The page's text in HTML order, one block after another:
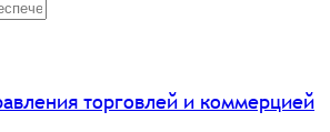
торговлей и коммерцией